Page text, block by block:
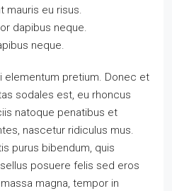
mauris eu risus.
dapibus neque.
neque.
elementum pretium. Donec et
sodales est, eu rhoncus
natoque penatibus et
nascetur ridiculus mus.
purus bibendum, quis
posuere felis sed eros
magna, tempor in